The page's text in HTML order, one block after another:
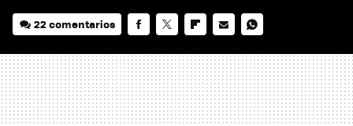
22 comentarios
MAIL